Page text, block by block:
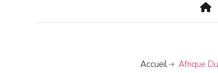
Accueil Afrique